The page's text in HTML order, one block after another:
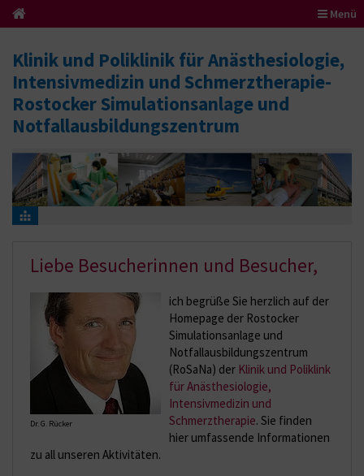
Menü
Klinik und Poliklinik für Anästhesiologie,
Intensivmedizin und Schmerztherapie-
Rostocker Simulationsanlage und
Notfallausbildungszentrum
Liebe Besucherinnen und Besucher,
Dr. G. Rücker
ich begrüße Sie herzlich auf der
Homepage der Rostocker
Simulationsanlage und
Notfallausbildungszentrum
(RoSaNa) der Klinik und Poliklink
für Anästhesiologie,
Intensivmedizin und
Schmerztherapie. Sie finden
hier umfassende Informationen
zu all unseren Aktivitäten.